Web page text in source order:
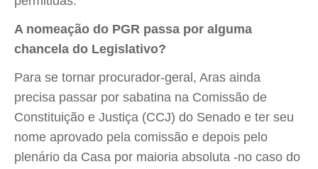
A nomeação do PGR passa por alguma
chancela do Legislativo?
Para se tornar procurador-geral, Aras ainda
precisa passar por sabatina na Comissão de
Constituição e Justiça (CCJ) do Senado e ter seu
nome aprovado pela comissão e depois pelo
plenário da Casa por maioria absoluta -no caso do